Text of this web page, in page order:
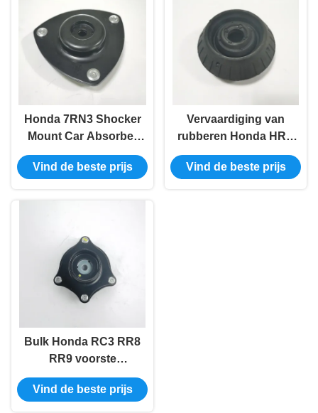
Honda 7RN3 Shocker
Mount Car Absorber
RH 51920-S5H-T03
51925-S6M-013
Vind de beste prijs
Vervaardiging van
rubberen Honda HRV
absorber montage
51920-TG0-T01 51920-
Vind de beste prijs
Bulk Honda RC3 RR8
RR9 voorste
schokdemper 51920-
T6A-J01
Vind de beste prijs